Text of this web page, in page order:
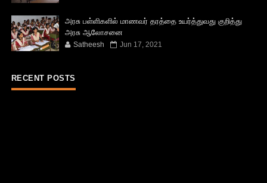
அரசு பள்ளிகளில் மாணவர் தரத்தை உயர்த்துவது குறித்து
அரசு ஆலோசனை
Satheesh Jun 17, 2021
RECENT POSTS